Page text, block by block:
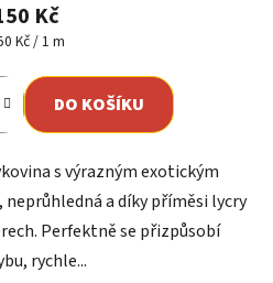
Kč
Kč / 1 m
DO KOŠÍKU
s výrazným exotickým
a díky příměsi lycry
Perfektně se přizpůsobí
rychle...